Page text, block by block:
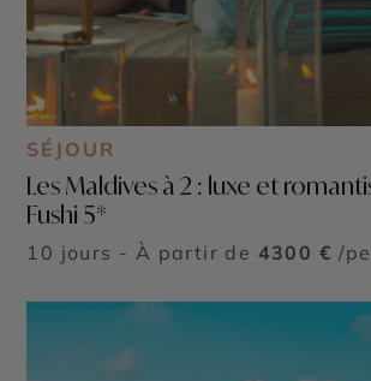
SÉJOUR
Les Maldives à 2 : luxe et
Fushi 5*
10 jours - À partir de 4300 € /